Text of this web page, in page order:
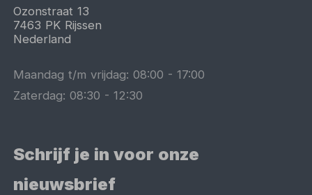
Ozonstraat 13
7463 PK Rijssen
Nederland
Maandag t/m vrijdag:08:00 -17:00
Zaterdag:08:30 -12:30
Schrijf je in voor onze
nieuwsbrief